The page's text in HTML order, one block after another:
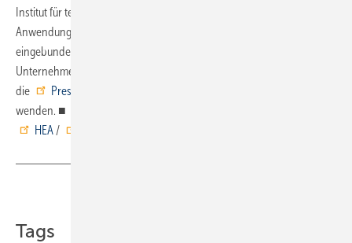
Institut für technische Gebäudeausrüstung Dresden Forschung und
Anwendung (ITG). Das Tool kann als iFrame in Webseiten
eingebunden werden. Interessierte Organisationen und
Unternehmen werden gebeten, sich per E-Mail an
die
Presseabteilung der HEA
wenden. ■
HEA /
Tags